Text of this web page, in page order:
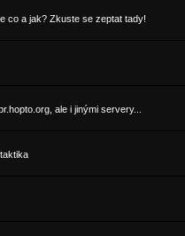
co a jak? Zkuste se zeptat tady!
ale i jinými servery...